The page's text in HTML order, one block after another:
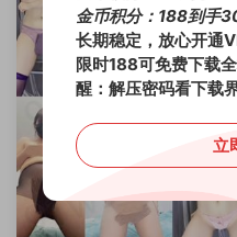
金币积分：188到手
长期稳定，放心开通
限时188可免费下载
醒：解压密码看下载
立